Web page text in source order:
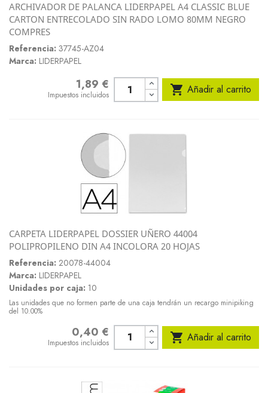
ARCHIVADOR DE PALANCA LIDERPAPEL A4 CLASSIC BLUE
CARTON ENTRECOLADO SIN RADO LOMO 80MM NEGRO
COMPRES
Referencia: 37745-AZ04
Marca: LIDERPAPEL
1,89 €
Impuestos incluidos  Añadir al carrito
CARPETA LIDERPAPEL DOSSIER UÑERO 44004
POLIPROPILENO DIN A4 INCOLORA 20 HOJAS
Referencia: 20078-44004
Marca: LIDERPAPEL
Unidades por caja: 10
Las unidades que no formen parte de una caja tendrán un recargo minipiking
del 10.00%
0,40 €
Impuestos incluidos  Añadir al carrito